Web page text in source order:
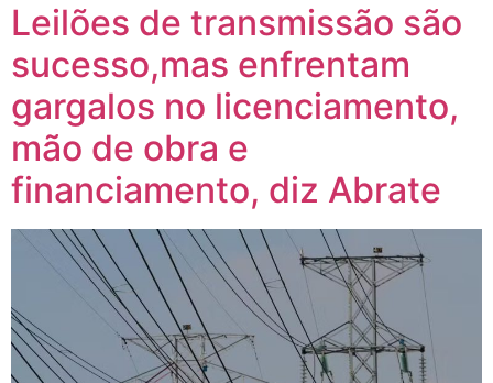
Leilões de transmissão são
sucesso,mas enfrentam
gargalos no licenciamento,
mão de obra e
financiamento, diz Abrate